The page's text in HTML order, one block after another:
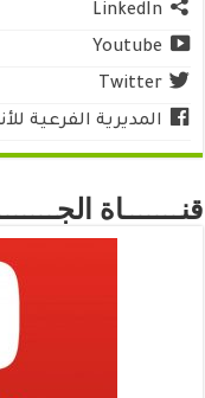
LinkedIn
Youtube
Twitter
المديرية الفرعية
قنـــــــاة